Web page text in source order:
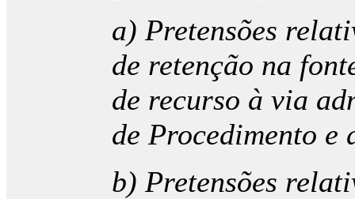
a) Pretensões
de retenção na
de recurso à via
de Procedimento
b) Pretensões